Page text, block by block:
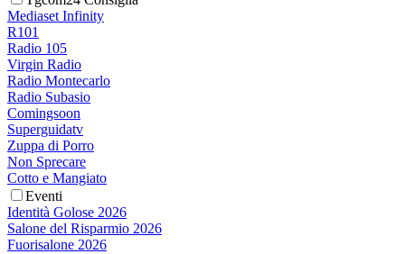
Mediaset Infinity
R101
Radio 105
Virgin Radio
Radio Montecarlo
Radio Subasio
Comingsoon
Superguidatv
Zuppa di Porro
Non Sprecare
Cotto e Mangiato
Eventi
Identità Golose 2026
Salone del Risparmio 2026
Fuorisalone 2026